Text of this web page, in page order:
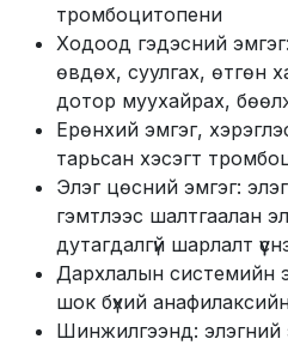
тромбоцитопени
Ходоод гэдэсний
өвдөх, суулгах, өтгөн
дотор муухайрах,
Ерөнхий эмгэг,
тарьсан хэсэгт
Элэг цөсний эмгэг:
гэмтлээс шалтгаалан
дутагдалгүй шарлалт
Дархлалын системийн
шок бүхий
Шинжилгээнд: элэгний